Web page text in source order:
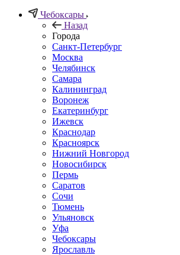
Чебоксары
Назад
Города
Санкт-Петербург
Москва
Челябинск
Самара
Калининград
Воронеж
Екатеринбург
Ижевск
Краснодар
Красноярск
Нижний Новгород
Новосибирск
Пермь
Саратов
Сочи
Тюмень
Ульяновск
Уфа
Чебоксары
Ярославль